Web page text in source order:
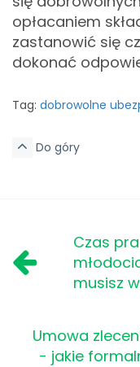
opłacaniem
zastanowić się
dokonać
Tag: dobrowolne
Do góry
Czas
musisz
Umowa
- jakie